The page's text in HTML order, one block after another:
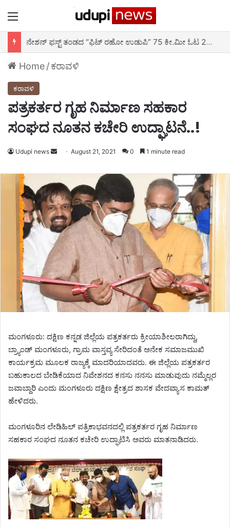
ನೇಶನ್ ಫಸ್ಟ್ ತಂಡದ “ಫಿಟ್ ರಹೋ ಉಡುಪಿ” 75 ಕೀ.ಮೀ ಓಟ 2ನೇ ದಿನ – ಮಲ್ಪೆ ಬೀಚ್ ಬಳಿ ಚಾಲನೆ
Home/ಕರಾವಳಿ
ಕರಾವಳಿ
ಪತ್ರಕರ್ತರ ಗೃಹ ನಿರ್ಮಾಣ ಸಹಕಾರ
ಸಂಘದ ನೂತನ ಕಚೇರಿ ಉದ್ಘಾಟನೆ..!
Udupi news
SendAugust 21, 2021 0 1 minute read
ಮಂಗಳೂರು: ದಕ್ಷಿಣ ಕನ್ನಡ ಜಿಲ್ಲೆಯ ಪತ್ರಕರ್ತರು ಕ್ರೀಯಾಶೀಲರಾಗಿದ್ದು,
ಬ್ರ್ಯಾಂಡ್ ಮಂಗಳೂರು, ಗ್ರಾಮ ವಾಸ್ತವ್ಯ ಸೇರಿದಂತೆ ಅನೇಕ ಸಮಾಜಮುಖಿ
ಕಾರ್ಯಕ್ರಮ ಮೂಲಕ ರಾಜ್ಯಕ್ಕೆ ಮಾದರಿಯಾದವರು. ಈ ಜಿಲ್ಲೆಯ ಪತ್ರಕರ್ತರ
ಬಹುಕಾಲದ ಬೇಡಿಕೆಯಾದ ನಿವೇಶನದ ಕನಸು ನನಸು ಮಾಡುವುದು ನಮ್ಮೆಲ್ಲರ
ಜವಾಬ್ದಾರಿ ಎಂದು ಮಂಗಳೂರು ದಕ್ಷಿಣ ಕ್ಷೇತ್ರದ ಶಾಸಕ ವೇದವ್ಯಾಸ ಕಾಮತ್
ಹೇಳಿದರು.
ಮಂಗಳೂರಿನ ಲೇಡಿಹಿಲ್ ಪತ್ರಿಕಾಭವನದಲ್ಲಿ ಪತ್ರಕರ್ತರ ಗೃಹ ನಿರ್ಮಾಣ
ಸಹಕಾರ ಸಂಘದ ನೂತನ ಕಚೇರಿ ಉದ್ಘಾಟಿಸಿ ಅವರು ಮಾತನಾಡಿದರು.